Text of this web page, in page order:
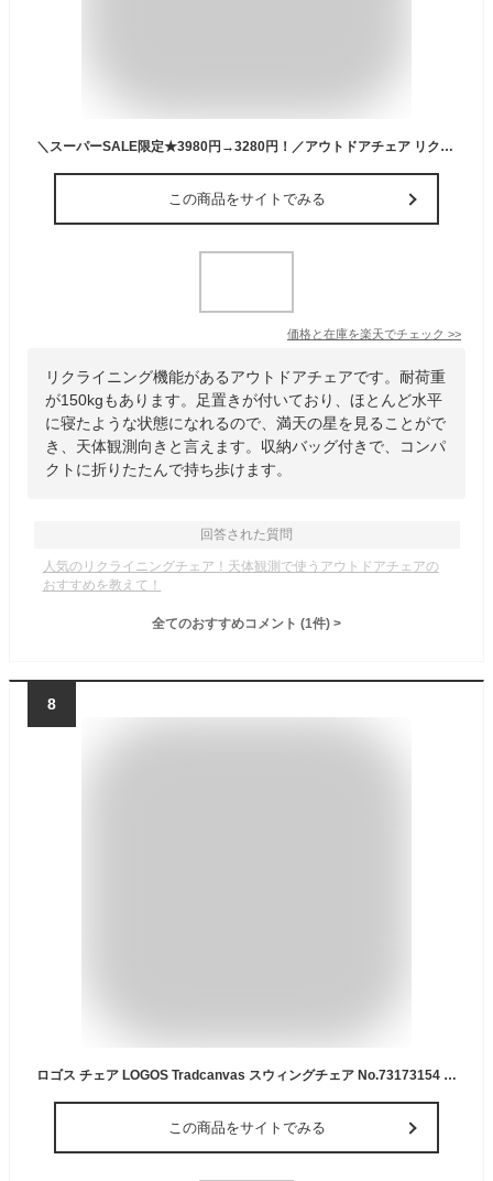
＼スーパーSALE限定★3980円→3280円！／アウトドアチェア リクライニングチェア キャンプ椅子 折りたたみ 足置き付き チェア コンパクト 耐荷重150kg 3段階 調節可能 椅子 いす キャンプ お釣り 登山 庭 リラックス 寝れる 収納バッグ付き
この商品をサイトでみる
価格と在庫を楽天でチェック >>
リクライニング機能があるアウトドアチェアです。耐荷重
が150kgもあります。足置きが付いており、ほとんど水平
に寝たような状態になれるので、満天の星を見ることがで
き、天体観測向きと言えます。収納バッグ付きで、コンパ
クトに折りたたんで持ち歩けます。
回答された質問
人気のリクライニングチェア！天体観測で使うアウトドアチェアの
おすすめを教えて！
全てのおすすめコメント (1件) >
8
ロゴス チェア LOGOS Tradcanvas スウィングチェア No.73173154 アウトドア キャンプ グランピング 収束型
この商品をサイトでみる